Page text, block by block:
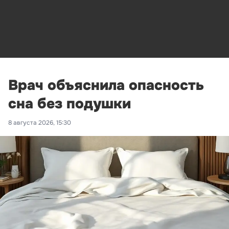
Врач объяснила опасность
сна без подушки
8 августа 2026, 15:30